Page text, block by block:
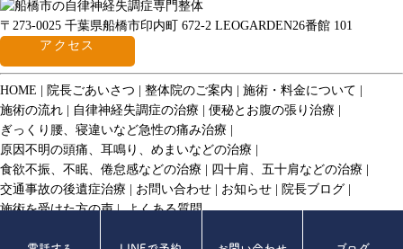
〒273-0025 千葉県船橋市印内町 672-2 LEOGARDEN26番館 101
アクセス
HOME 院長ごあいさつ 整体院のご案内
施術・料金について
施術の流れ
自律神経失調症の治療
便秘とお腹の張り治療
ぎっくり腰、寝違いなど急性の痛み治療
原因不明の頭痛、耳鳴り、めまいなどの治療
食欲不振、不眠、倦怠感などの治療
四十肩、五十肩などの治療
交通事故の後遺症治療
お問い合わせ お知らせ
院長ブログ
施術を受けた方の声
よくある質問